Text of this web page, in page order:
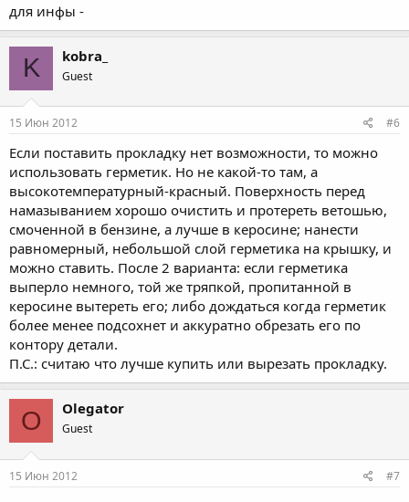
для инфы -
K kobra_
Guest
15 Июн 2012 #6
Если поставить прокладку нет возможности, то можно
использовать герметик. Но не какой-то там, а
высокотемпературный-красный. Поверхность перед
намазыванием хорошо очистить и протереть ветошью,
смоченной в бензине, а лучше в керосине; нанести
равномерный, небольшой слой герметика на крышку, и
можно ставить. После 2 варианта: если герметика
выперло немного, той же тряпкой, пропитанной в
керосине вытереть его; либо дождаться когда герметик
более менее подсохнет и аккуратно обрезать его по
контору детали.
П.С.: считаю что лучше купить или вырезать прокладку.
O Olegator
Guest
15 Июн 2012 #7